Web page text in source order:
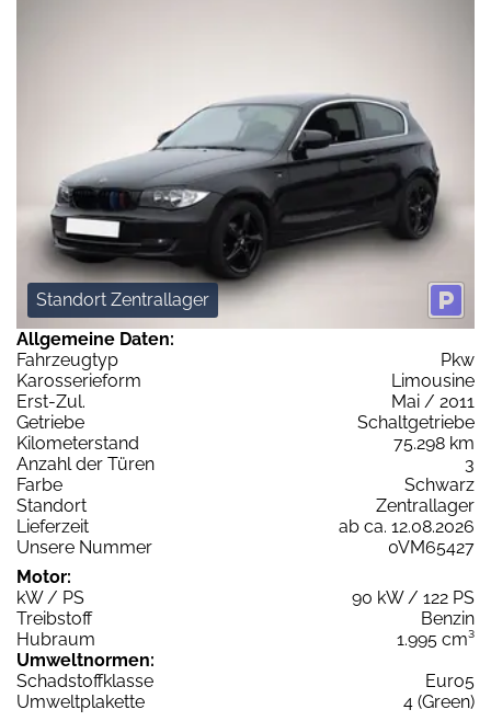
Standort Zentrallager
Allgemeine Daten:
Fahrzeugtyp
Pkw
Karosserieform
Limousine
Erst-Zul.
Mai / 2011
Getriebe
Schaltgetriebe
Kilometerstand
75.298 km
Anzahl der Türen
3
Farbe
Schwarz
Standort
Zentrallager
Lieferzeit
ab ca. 12.08.2026
Unsere Nummer
0VM65427
Motor:
kW / PS
90 kW / 122 PS
Treibstoff
Benzin
Hubraum
1.995 cm³
Umweltnormen:
Schadstoffklasse
Euro5
Umweltplakette
4 (Green)